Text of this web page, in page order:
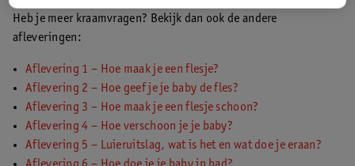
Heb je meer kraamvragen? Bekijk dan ook de andere
afleveringen:
Aflevering 1 – Hoe maak je een flesje?
Aflevering 2 – Hoe geef je je baby de fles?
Aflevering 3 – Hoe maak je een flesje schoon?
Aflevering 4 – Hoe verschoon je je baby?
Aflevering 5 – Luieruitslag, wat is het en wat doe je eraan?